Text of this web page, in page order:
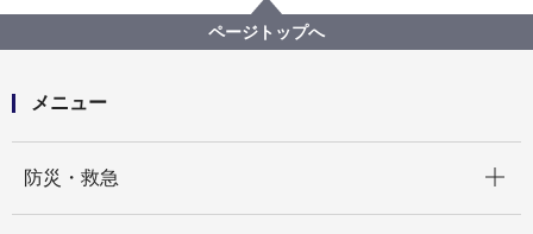
事業概要(図面)
ページトップへ
メニュー
防災・救急